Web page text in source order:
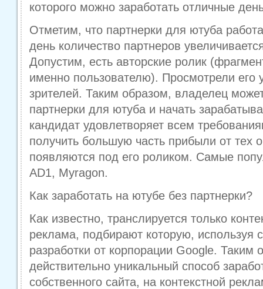
которого можно заработать отличные
Отметим, что партнерки для ютуба
день количество партнеров
Допустим, есть авторские ролик
именно пользователю). Просмотрели его
зрителей. Таким образом, владелец
партнерки для ютуба и начать
кандидат удовлетворяет всем
получить большую часть прибыли от тех
появляются под его роликом. Самые
AD1, Myragon.
Как заработать на ютубе без партнерки?
Как известно, транслируется только
реклама, подбирают которую, используя
разработки от корпорации Google. Таким
действительно уникальный способ
собственного сайта, на контекстной